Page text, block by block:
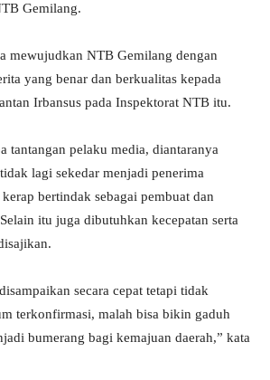
Gemilang.
mewujudkan NTB Gemilang dengan
yang benar dan berkualitas kepada
Irbansus pada Inspektorat NTB itu.
tantangan pelaku media, diantaranya
lagi sekedar menjadi penerima
bertindak sebagai pembuat dan
itu juga dibutuhkan kecepatan serta
secara cepat tetapi tidak
terkonfirmasi, malah bisa bikin gaduh
bumerang bagi kemajuan daerah,” kata